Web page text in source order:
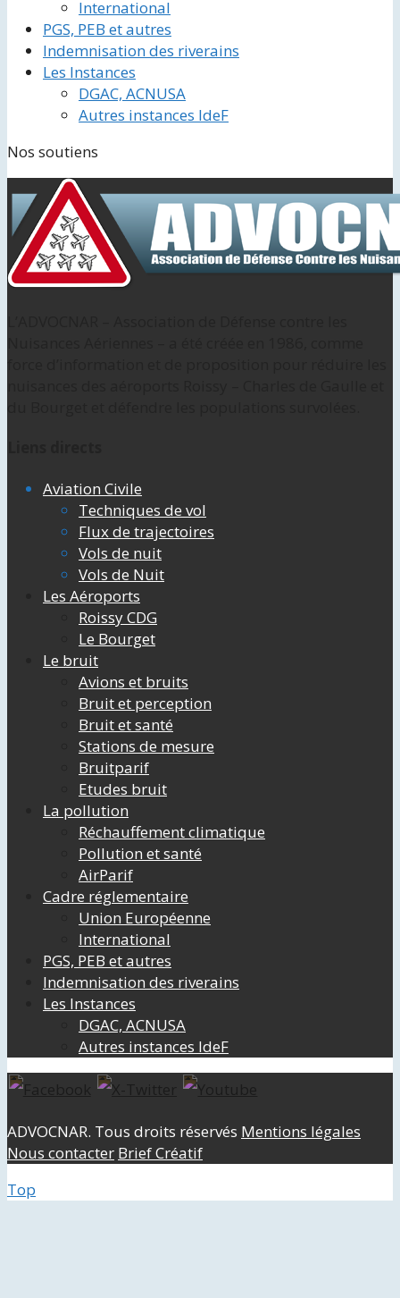
International
PGS, PEB et autres
Indemnisation des riverains
Les Instances
DGAC, ACNUSA
Autres instances IdeF
Nos soutiens
Aviation Civile
Techniques de vol
Flux de trajectoires
Vols de nuit
Vols de Nuit
Les Aéroports
Roissy CDG
Le Bourget
Le bruit
Avions et bruits
Bruit et perception
Bruit et santé
Stations de mesure
Bruitparif
Etudes bruit
La pollution
Réchauffement climatique
Pollution et santé
AirParif
Cadre réglementaire
Union Européenne
International
PGS, PEB et autres
Indemnisation des riverains
Les Instances
DGAC, ACNUSA
Autres instances IdeF
ADVOCNAR. Tous droits réservés Mentions légales
Nous contacter Brief Créatif
Top